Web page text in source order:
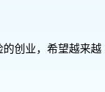
创业，希望越来越